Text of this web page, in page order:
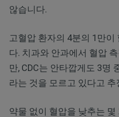
않습니다.
고혈압 환자의 4분의 1만이
다. 치과와 안과에서 혈압
만, CDC는 안타깝게도 3명
라는 것을 모르고 있다고 추
약물 없이 혈압을 낮추는